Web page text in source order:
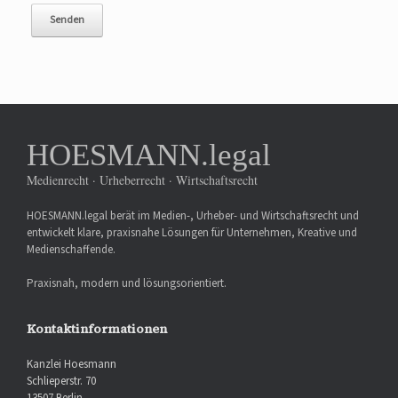
HOESMANN.legal
Medienrecht · Urheberrecht · Wirtschaftsrecht
HOESMANN.legal berät im Medien-, Urheber- und Wirtschaftsrecht und
entwickelt klare, praxisnahe Lösungen für Unternehmen, Kreative und
Medienschaffende.
Praxisnah, modern und lösungsorientiert.
Kontaktinformationen
Kanzlei Hoesmann
Schlieperstr. 70